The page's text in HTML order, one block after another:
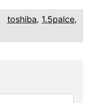
toshiba, 1.5palce,